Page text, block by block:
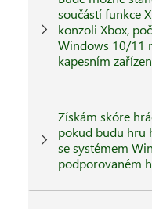
součástí funkce
konzoli Xbox,
Windows 10/11
kapesním
Získám skóre
pokud budu hru
se systémem
podporovaném